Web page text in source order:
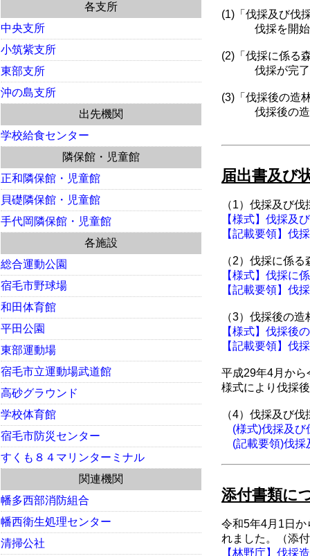
(1)「伐採及び伐
伐採を開始す
(2)「伐採に係る
伐採が完了し
(3)「伐採後の造
伐採後の造林
届出書及び
（1）伐採及び
【様式】伐採及
【記載要領】伐
（2）伐採に係
【様式】伐採に
【記載要領】伐
（3）伐採後の
【様式】伐採後
【記載要領】伐
平成29年4月か
様式により伐採
（4）伐採及び
(様式)伐採及
(記載要領)伐
添付書類に
令和5年4月1日
れました。（添
【林野庁】伐採
各支所
中央支所
小筑紫支所
東部支所
沖の島支所
出先機関
学校給食センター
隣保館・児童館
正和隣保館・児童館
貝礎隣保館・児童館
手代岡隣保館・児童館
各施設
総合運動公園
宿毛市野球場
和田体育館
平田公園
東部運動場
宿毛市立運動場武道館
高砂グラウンド
学校体育館
宿毛市防災センター
すくも８４マリンターミナル
関連機関
幡多西部消防組合
幡西衛生処理センター
清掃公社